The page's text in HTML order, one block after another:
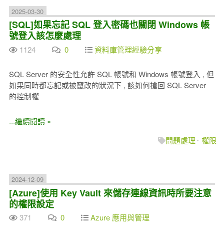
2025-03-30
[SQL]如果忘記 SQL 登入密碼也關閉 Windows 帳
號登入該怎麼處理
1124 0 資料庫管理經驗分享
SQL Server 的安全性允許 SQL 帳號和 Windows 帳號登入 , 但
如果同時都忘記或被竄改的狀況下 , 該如何搶回 SQL Server
的控制權
...繼續閱讀 »
問題處理
權限
2024-12-09
[Azure]使用 Key Vault 來儲存連線資訊時所要注意
的權限設定
371 0 Azure 應用與管理